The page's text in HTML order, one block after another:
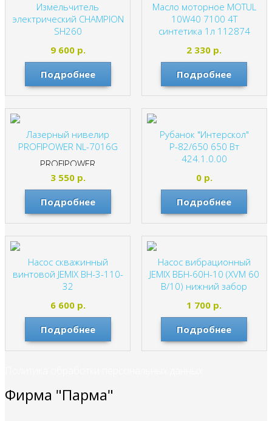
Измельчитель
электрический CHAMPION
SH260
CHAMPION
9 600р.
Подробнее
Масло моторное MOTUL
10W40 7100 4T
синтетика 1л 112874
MOTUL
2 330 р.
Подробнее
Лазерный нивелир
PROFIPOWER NL-7016G
PROFIPOWER
3 550р.
Подробнее
Рубанок "Интерскол"
Р-82/650 650 Вт
424.1.0.00
0р.
Подробнее
Насос скважинный
винтовой JEMIX ВН-3-110-
32
JEMIX
6 600р.
Подробнее
Насос вибрационный
JEMIX ВБН-60Н-10 (XVM 60
В/10) нижний забор
JEMIX
1 700 р.
Подробнее
Фирма "Парма"